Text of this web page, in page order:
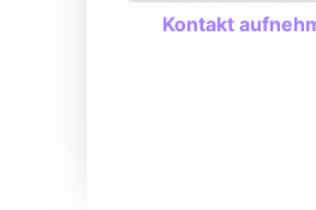
Kontakt